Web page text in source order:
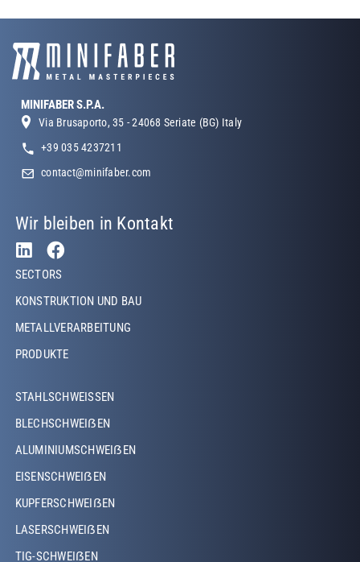
MINIFABER S.P.A.
Via Brusaporto, 35 - 24068 Seriate (BG) Italy
+39 035 4237211
contact@minifaber.com
Wir bleiben in Kontakt
Footer Left
SECTORS
KONSTRUKTION UND BAU
METALLVERARBEITUNG
PRODUKTE
Footer Left Middle
STAHLSCHWEISSEN
BLECHSCHWEIẞEN
ALUMINIUMSCHWEIẞEN
EISENSCHWEIẞEN
KUPFERSCHWEIẞEN
LASERSCHWEIẞEN
TIG-SCHWEIẞEN